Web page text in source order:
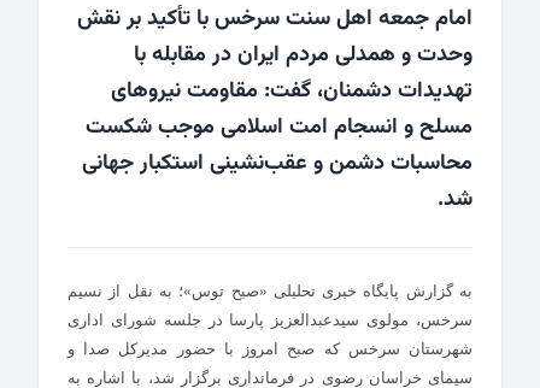
امام جمعه اهل سنت سرخس با تأکید بر نقش
وحدت و همدلی مردم ایران در مقابله با
تهدیدات دشمنان، گفت: مقاومت نیروهای
مسلح و انسجام امت اسلامی موجب شکست
محاسبات دشمن و عقب‌نشینی استکبار جهانی
شد.
به گزارش پایگاه خبری تحلیلی «صبح توس»؛ به نقل از نسیم
سرخس، مولوی سیدعبدالعزیز پارسا در جلسه شورای اداری
شهرستان سرخس که صبح امروز با حضور مدیرکل صدا و
سیمای خراسان رضوی در فرمانداری برگزار شد، با اشاره به